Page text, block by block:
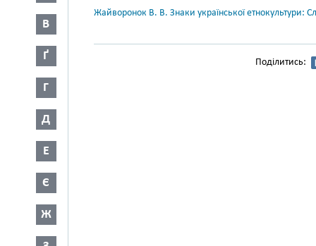
В
Ґ
Г
Д
Е
Є
Ж
Жайворонок В. В. Знаки української етнокультури:
Поділитись: